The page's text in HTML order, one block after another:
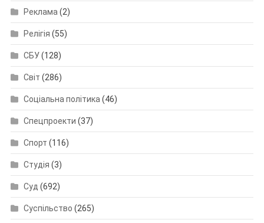
Реклама (2)
Релігія (55)
СБУ(128)
Світ (286)
Соціальна політика (46)
Спецпроекти (37)
Спорт (116)
Студія (3)
Суд (692)
Суспільство (265)